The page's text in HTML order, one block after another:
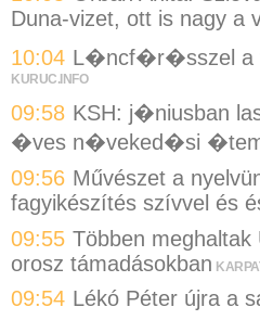
Duna-vizet, ott is nagy a
10:04 L�ncf�r�sszel a
KURUC.INFO
09:58 KSH: j�niusban
�ves n�veked�si
09:56 Művészet a
fagyikészítés szívvel és
09:55 Többen meghaltak
orosz támadásokban
09:54 Lékó Péter újra a